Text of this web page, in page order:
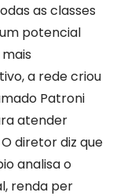
as classes
potencial
a rede criou
Patroni
atender
diretor diz que
analisa o
renda per